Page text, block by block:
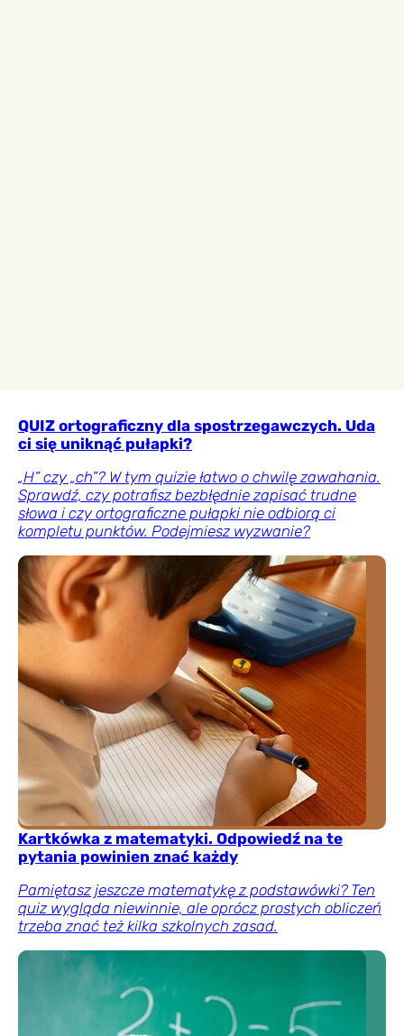
QUIZ ortograficzny dla spostrzegawczych. Uda
ci się uniknąć pułapki?
„H” czy „ch”? W tym quizie łatwo o chwilę zawahania.
Sprawdź, czy potrafisz bezbłędnie zapisać trudne
słowa i czy ortograficzne pułapki nie odbiorą ci
kompletu punktów. Podejmiesz wyzwanie?
Kartkówka z matematyki. Odpowiedź na te
pytania powinien znać każdy
Pamiętasz jeszcze matematykę z podstawówki? Ten
quiz wygląda niewinnie, ale oprócz prostych obliczeń
trzeba znać też kilka szkolnych zasad.